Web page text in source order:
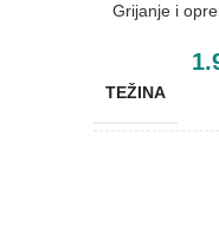
Grijanje i
TEŽINA